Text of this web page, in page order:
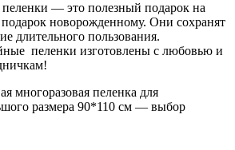
— это полезный подарок на
новорожденному. Они сохранят
длительного пользования.
пеленки изготовлены с любовью и
многоразовая пеленка для
размера 90*110 см — выбор